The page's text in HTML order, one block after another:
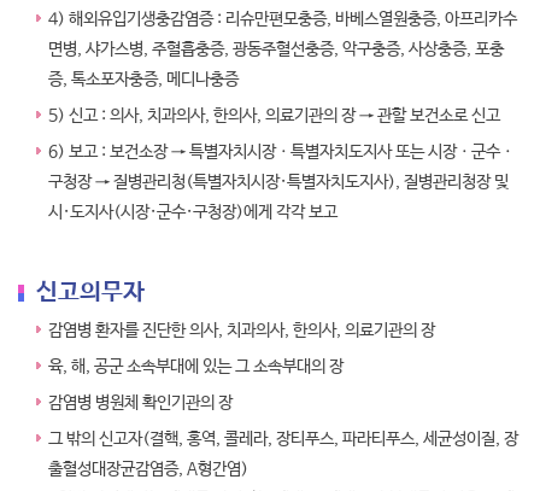
4) 해외유입기생충감염증 : 리슈만편모충증, 바베스열원충증, 아프리카수
면병, 샤가스병, 주혈흡충증, 광동주혈선충증, 악구충증, 사상충증, 포충
증, 톡소포자충증, 메디나충증
5) 신고 : 의사, 치과의사, 한의사, 의료기관의 장 → 관할 보건소로 신고
6) 보고 : 보건소장 → 특별자치시장ㆍ특별자치도지사 또는 시장ㆍ군수ㆍ
구청장 → 질병관리청(특별자치시장·특별자치도지사), 질병관리청장 및
시·도지사(시장·군수·구청장)에게 각각 보고
신고의무자
감염병 환자를 진단한 의사, 치과의사, 한의사, 의료기관의 장
육, 해, 공군 소속부대에 있는 그 소속부대의 장
감염병 병원체 확인기관의 장
그 밖의 신고자(결핵, 홍역, 콜레라, 장티푸스, 파라티푸스, 세균성이질, 장
출혈성대장균감염증, A형간염)